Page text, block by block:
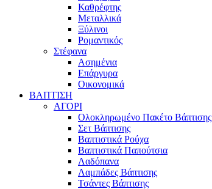
Καθρέφτης
Μεταλλικά
Ξύλινοι
Ρομαντικός
Στέφανα
Ασημένια
Επάργυρα
Οικονομικά
ΒΑΠΤΙΣΗ
ΑΓΟΡΙ
Ολοκληρωμένο Πακέτο Βάπτισης
Σετ Βάπτισης
Βαπτιστικά Ρούχα
Βαπτιστικά Παπούτσια
Λαδόπανα
Λαμπάδες Βάπτισης
Τσάντες Βάπτισης